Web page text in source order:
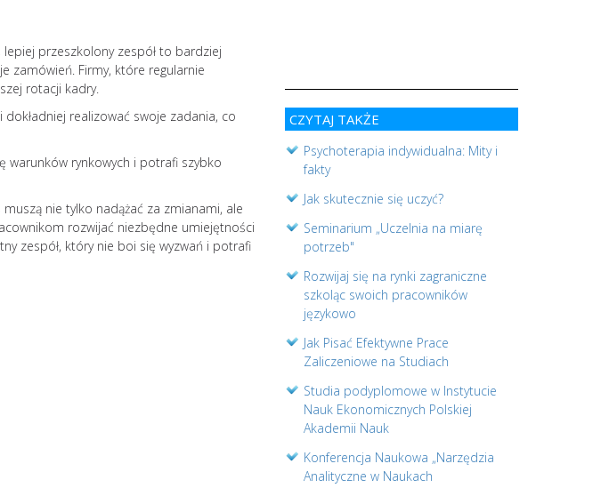
przeszkolony zespół to bardziej
zamówień. Firmy, które regularnie
rotacji kadry.
realizować swoje zadania, co
warunków rynkowych i potrafi szybko
nie tylko nadążać za zmianami, ale
rozwijać niezbędne umiejętności
zespół, który nie boi się wyzwań i potrafi
CZYTAJ TAKŻE
Psychoterapia indywidualna: Mity i
fakty
Jak skutecznie się uczyć?
Seminarium „Uczelnia na miarę
potrzeb"
Rozwijaj się na rynki zagraniczne
szkoląc swoich pracowników
językowo
Jak Pisać Efektywne Prace
Zaliczeniowe na Studiach
Studia podyplomowe w Instytucie
Nauk Ekonomicznych Polskiej
Akademii Nauk
Konferencja Naukowa „Narzędzia
Analityczne w Naukach